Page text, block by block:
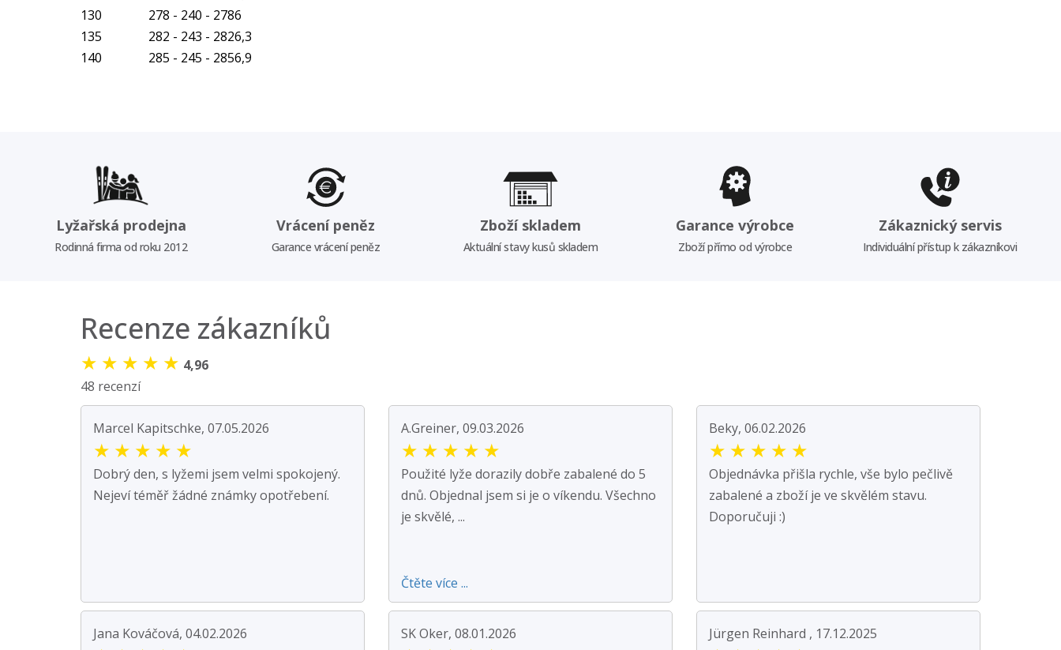
130
278 - 240 - 2786
135
282 - 243 - 2826,3
140
285 - 245 - 2856,9
Lyžařská prodejna
Rodinná firma od roku 2012
Vrácení peněz
Garance vrácení peněz
Zboží skladem
Aktuální stavy kusů skladem
Garance výrobce
Zboží přímo od výrobce
Zákaznický servis
Individuální přístup k zákazníkovi
Recenze zákazníků
★ ★ ★ ★ ★ 4,96
48 recenzí
Marcel Kapitschke, 07.05.2026
★ ★ ★ ★ ★
Dobrý den, s lyžemi jsem velmi spokojený.
Nejeví téměř žádné známky opotřebení.
A.Greiner, 09.03.2026
★ ★ ★ ★ ★
Použité lyže dorazily dobře zabalené do 5
dnů. Objednal jsem si je o víkendu. Všechno
je skvělé, ...
Čtěte více ...
Beky, 06.02.2026
★ ★ ★ ★ ★
Objednávka přišla rychle, vše bylo pečlivě
zabalené a zboží je ve skvělém stavu.
Doporučuji :)
Jana Kováčová, 04.02.2026 SK Oker, 08.01.2026 Jürgen Reinhard , 17.12.2025